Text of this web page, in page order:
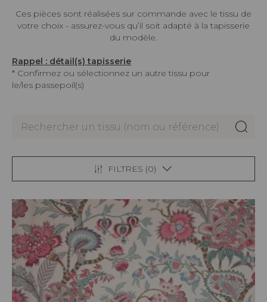
Ces pièces sont réalisées sur commande avec le tissu de
votre choix - assurez-vous qu’il soit adapté à la tapisserie
du modèle.
Rappel : détail(s) tapisserie
* Confirmez ou sélectionnez un autre tissu pour
le/les passepoil(s)
FILTRES (0)